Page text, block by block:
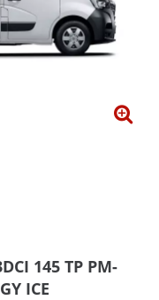
145 TP PM-
ICE